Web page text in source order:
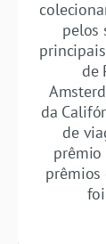
pelos
de
da
de
prêmio
prêmios